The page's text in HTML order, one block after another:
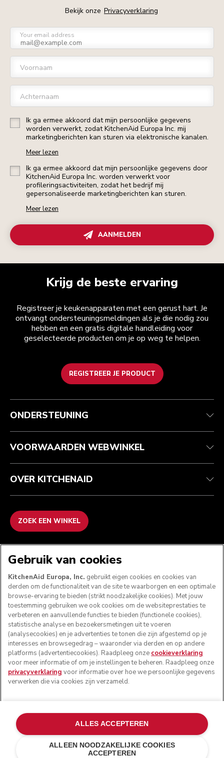
Bekijk onze Privacyverklaring
Your email address
Voornaam
Achternaam
Ik ga ermee akkoord dat mijn persoonlijke gegevens
worden verwerkt, zodat KitchenAid Europa Inc. mij
marketingberichten kan sturen via elektronische kanalen.
Meer lezen
Ik ga ermee akkoord dat mijn persoonlijke gegevens door
KitchenAid Europa Inc. worden verwerkt voor
profileringsactiviteiten, zodat het bedrijf mij
gepersonaliseerde marketingberichten kan sturen.
Meer lezen
AANMELDEN
Krijg de beste ervaring
Registreer je keukenapparaten met een gerust hart. Je
ontvangt ondersteuningsmeldingen als je die nodig zou
hebben en een gratis digitale handleiding voor
geselecteerde producten om je op weg te helpen.
REGISTREER JE PRODUCT
Health check
Je bestelling volgen
Garantie en documenten
Veelgestelde vragen
Algemene voorwaarden
Retournering en terugbetaling
Imprint
ODR
Het merk
Zoek een winkel
ONDERSTEUNING
VOORWAARDEN WEBWINKEL
OVER KITCHENAID
ZOEK EEN WINKEL
VOLG ONS
© KitchenAid 2026 - Alle rechten voorbehouden.
KitchenAid en het design van de mixer zijn handelsmerken
in de Verenigde Staten en andere landen.
Mijn cookies beheren Privacyverklaring
Gebruik van cookies
KitchenAid Europa, Inc. gebruikt eigen cookies en cookies van
derden om de functionaliteit van de site te waarborgen en een optimale
browse-ervaring te bieden (strikt noodzakelijke cookies). Met jouw
toestemming gebruiken we ook cookies om de websiteprestaties te
verbeteren en aanvullende functies te bieden (functionele cookies),
statistische analyse en bezoekersmetingen uit te voeren
(analysecookies) en je advertenties te tonen die zijn afgestemd op je
interesses en browsegedrag – waaronder via derden en op andere
platforms (advertentiecookies). Raadpleeg onze cookieverklaring
voor meer informatie of om je instellingen te beheren. Raadpleeg onze
privacyverklaring voor informatie over hoe we persoonlijke gegevens
verwerken die via cookies zijn verzameld.
ALLEEN NOODZAKELIJKE COOKIES
ACCEPTEREN
ALLES ACCEPTEREN